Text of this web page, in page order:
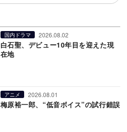
国内ドラマ 2026.08.02
白石聖、デビュー10年目を迎えた現
在地
アニメ 2026.08.01
梅原裕一郎、“低音ボイス”の試行錯誤